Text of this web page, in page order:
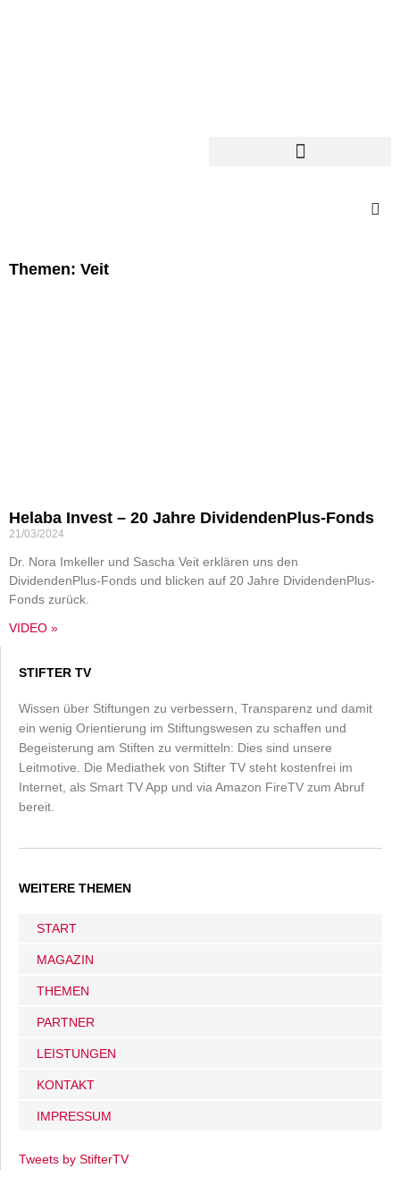
Themen: Veit
Helaba Invest – 20 Jahre DividendenPlus-Fonds
21/03/2024
Dr. Nora Imkeller und Sascha Veit erklären uns den
DividendenPlus-Fonds und blicken auf 20 Jahre DividendenPlus-
Fonds zurück.
VIDEO »
STIFTER TV
Wissen über Stiftungen zu verbessern, Transparenz und damit
ein wenig Orientierung im Stiftungswesen zu schaffen und
Begeisterung am Stiften zu vermitteln: Dies sind unsere
Leitmotive. Die Mediathek von Stifter TV steht kostenfrei im
Internet, als Smart TV App und via Amazon FireTV zum Abruf
bereit.
WEITERE THEMEN
START
MAGAZIN
THEMEN
PARTNER
LEISTUNGEN
KONTAKT
IMPRESSUM
Tweets by StifterTV